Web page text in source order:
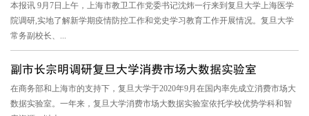
本报讯 9月7日上午，上海市教卫工作党委书记沈炜一行来到复旦大学上海医学
院调研,实地了解新学期疫情防控工作和党史学习教育工作开展情况。复旦大学
常务副校长、...
副市长宗明调研复旦大学消费市场大数据实验室
在商务部和上海市的支持下，复旦大学于2020年9月在国内率先成立消费市场大
数据实验室。一年来，复旦大学消费市场大数据实验室依托学校优势学科和智